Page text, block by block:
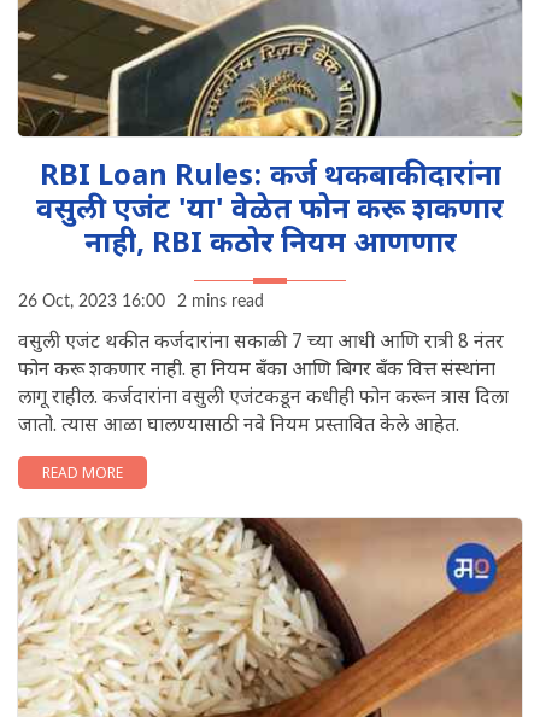
RBI Loan Rules: कर्ज थकबाकीदारांना
वसुली एजंट 'या' वेळेत फोन करू शकणार
नाही, RBI कठोर नियम आणणार
26 Oct, 2023 16:00 2 mins read
वसुली एजंट थकीत कर्जदारांना सकाळी 7 च्या आधी आणि रात्री 8 नंतर
फोन करू शकणार नाही. हा नियम बँका आणि बिगर बँक वित्त संस्थांना
लागू राहील. कर्जदारांना वसुली एजंटकडून कधीही फोन करून त्रास दिला
जातो. त्यास आळा घालण्यासाठी नवे नियम प्रस्तावित केले आहेत.
READ MORE